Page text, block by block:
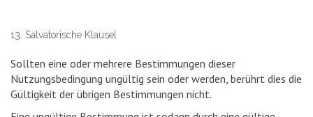
13. Salvatorische Klausel
Sollten eine oder mehrere Bestimmungen dieser
Nutzungsbedingung ungültig sein oder werden, berührt dies die
Gültigkeit der übrigen Bestimmungen nicht.